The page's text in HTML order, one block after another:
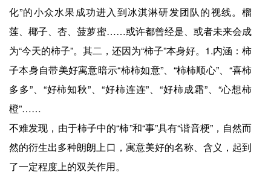
化”的小众水果成功进入到冰淇淋研发团队的视线。榴
莲、椰子、杏、菠萝蜜……或许都曾经是、或者未来会成
为“今天的柿子”。其二，还因为“柿子”本身好。1.内涵：柿
子本身自带美好寓意暗示“柿柿如意”、“柿柿顺心”、“喜柿
多多”、“好柿知秋”、“好柿连连”、“好柿成霜”、“心想柿
橙”……
不难发现，由于柿子中的“柿”和“事”具有“谐音梗”，自然而
然的衍生出多种朗朗上口，寓意美好的名称、含义，起到
了一定程度上的双关作用。